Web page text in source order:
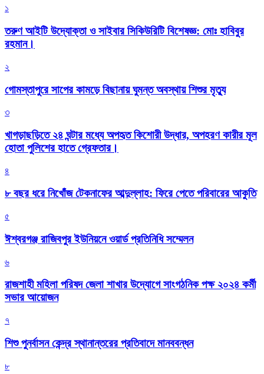
১
তরুণ আইটি উদ্যোক্তা ও সাইবার সিকিউরিটি বিশেষজ্ঞ: মোঃ হাবিবুর
রহমান।
২
গোমস্তাপুরে সাপের কামড়ে বিছানায় ঘুমন্ত অবস্থায় শিশুর মৃত্যু
৩
খাগড়াছড়িতে ২৪ ঘন্টার মধ্যে অপহৃত কিশোরী উদ্ধার, অপহরণ কারীর মূল
হোতা পুলিশের হাতে গ্রেফতার।
৪
৮ বছর ধরে নিখোঁজ টেকনাফের আব্দুল্লাহ: ফিরে পেতে পরিবারের আকুতি
৫
ঈশ্বরগঞ্জ রাজিবপুর ইউনিয়নে ওয়ার্ড প্রতিনিধি সম্মেলন
৬
রাজশাহী মহিলা পরিষদ জেলা শাখার উদ্যোগে সাংগঠনিক পক্ষ ২০২৪ কর্মী
সভার আয়োজন
৭
শিশু পুনর্বাসন কেন্দ্র স্থানান্তরের প্রতিবাদে মানববন্ধন
৮